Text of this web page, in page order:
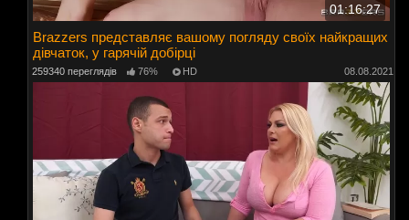
01:16:27
Brazzers представляє вашому погляду своїх найкращих
дівчаток, у гарячій добірці
259340 переглядів 76% HD 08.08.2021